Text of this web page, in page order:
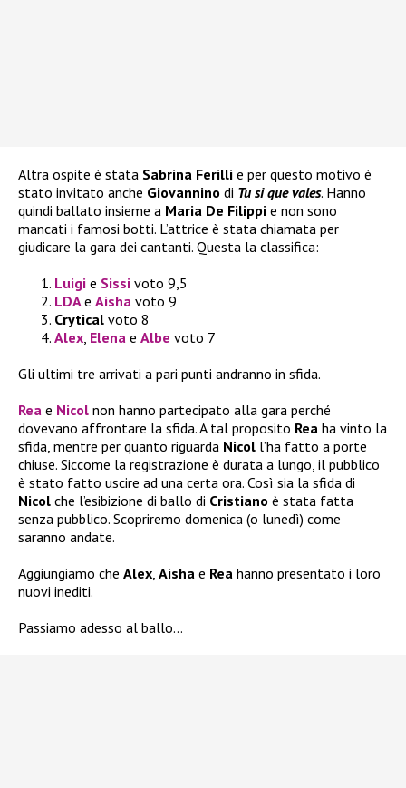
Altra ospite è stata Sabrina Ferilli e per questo motivo è
stato invitato anche Giovannino di Tu si que vales. Hanno
quindi ballato insieme a Maria De Filippi e non sono
mancati i famosi botti. L’attrice è stata chiamata per
giudicare la gara dei cantanti. Questa la classifica:
Luigi e Sissi voto 9,5
LDAe Aisha voto 9
Crytical voto 8
Alex, Elena e Albe voto 7
Gli ultimi tre arrivati a pari punti andranno in sfida.
Rea e Nicol non hanno partecipato alla gara perché
dovevano affrontare la sfida. A tal proposito Rea ha vinto la
sfida, mentre per quanto riguarda Nicol l’ha fatto a porte
chiuse. Siccome la registrazione è durata a lungo, il pubblico
è stato fatto uscire ad una certa ora. Così sia la sfida di
Nicol che l’esibizione di ballo di Cristiano è stata fatta
senza pubblico. Scopriremo domenica (o lunedì) come
saranno andate.
Aggiungiamo che Alex, Aisha e Rea hanno presentato i loro
nuovi inediti.
Passiamo adesso al ballo…